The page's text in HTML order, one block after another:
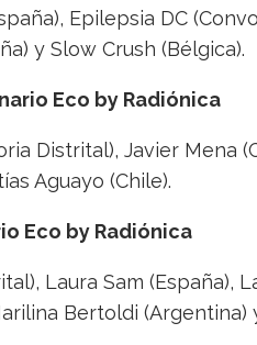
Epilepsia DC
y Slow Crush (Bélgica).
Eco by Radiónica
Distrital), Javier Mena
Aguayo (Chile).
Eco by Radiónica
Laura Sam (España),
Bertoldi (Argentina)